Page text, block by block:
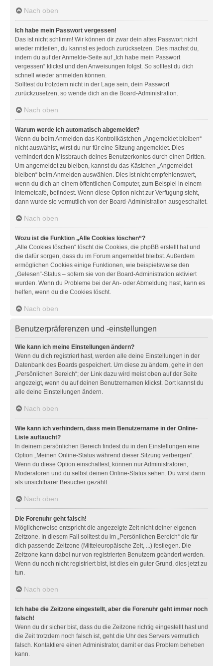
Nach oben
Ich habe mein Passwort vergessen!
Das ist nicht schlimm! Wir können dir zwar dein altes Passwort nicht
wieder mitteilen, du kannst es jedoch zurücksetzen. Dies machst du,
indem du auf der Anmelde-Seite auf „Ich habe mein Passwort
vergessen“ klickst und den Anweisungen folgst. So solltest du dich
schnell wieder anmelden können.
Solltest du trotzdem nicht in der Lage sein, dein Passwort
zurückzusetzen, so wende dich an die Board-Administration.
Nach oben
Warum werde ich automatisch abgemeldet?
Wenn du beim Anmelden das Kontrollkästchen „Angemeldet bleiben“
nicht auswählst, wirst du nur für eine Sitzung angemeldet. Dies
verhindert den Missbrauch deines Benutzerkontos durch einen Dritten.
Um angemeldet zu bleiben, kannst du das Kästchen „Angemeldet
bleiben“ beim Anmelden auswählen. Dies ist nicht empfehlenswert,
wenn du dich an einem öffentlichen Computer, zum Beispiel in einem
Internetcafé, befindest. Wenn diese Option nicht zur Verfügung steht,
dann wurde sie vermutlich von der Board-Administration ausgeschaltet.
Nach oben
Wozu ist die Funktion „Alle Cookies löschen“?
„Alle Cookies löschen“ löscht die Cookies, die phpBB erstellt hat und
die dafür sorgen, dass du im Forum angemeldet bleibst. Außerdem
ermöglichen Cookies einige Funktionen, wie beispielsweise den
„Gelesen“-Status – sofern sie von der Board-Administration aktiviert
wurden. Wenn du Probleme bei der An- oder Abmeldung hast, kann es
helfen, wenn du die Cookies löscht.
Nach oben
Benutzerpräferenzen und -einstellungen
Wie kann ich meine Einstellungen ändern?
Wenn du dich registriert hast, werden alle deine Einstellungen in der
Datenbank des Boards gespeichert. Um diese zu ändern, gehe in den
„Persönlichen Bereich“; der Link dazu wird meist oben auf der Seite
angezeigt, wenn du auf deinen Benutzernamen klickst. Dort kannst du
alle deine Einstellungen ändern.
Nach oben
Wie kann ich verhindern, dass mein Benutzername in der Online-
Liste auftaucht?
In deinem persönlichen Bereich findest du in den Einstellungen eine
Option „Meinen Online-Status während dieser Sitzung verbergen“.
Wenn du diese Option einschaltest, können nur Administratoren,
Moderatoren und du selbst deinen Online-Status sehen. Du wirst dann
als unsichtbarer Besucher gezählt.
Nach oben
Die Forenuhr geht falsch!
Möglicherweise entspricht die angezeigte Zeit nicht deiner eigenen
Zeitzone. In diesem Fall solltest du im „Persönlichen Bereich“ die für
dich passende Zeitzone (Mitteleuropäische Zeit, ...) festlegen. Die
Zeitzone kann dabei nur von registrierten Benutzern geändert werden.
Wenn du noch nicht registriert bist, ist dies ein guter Grund, dies jetzt zu
tun.
Nach oben
Ich habe die Zeitzone eingestellt, aber die Forenuhr geht immer noch
falsch!
Wenn du dir sicher bist, dass du die Zeitzone richtig eingestellt hast und
die Zeit trotzdem noch falsch ist, geht die Uhr des Servers vermutlich
falsch. Kontaktiere einen Administrator, damit er das Problem beheben
kann.